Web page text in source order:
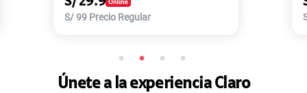
S/168Precio Regular
Únete a la experiencia Claro